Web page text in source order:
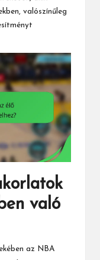
valószínűleg
való
az NBA